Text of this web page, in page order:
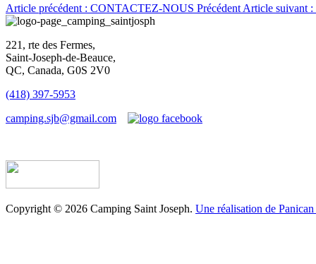
Article précédent : CONTACTEZ-NOUS Précédent Article suivant
221, rte des Fermes,
Saint-Joseph-de-Beauce,
QC, Canada, G0S 2V0
(418) 397-5953
camping.sjb@gmail.com
Copyright © 2026 Camping Saint Joseph. Une réalisation de